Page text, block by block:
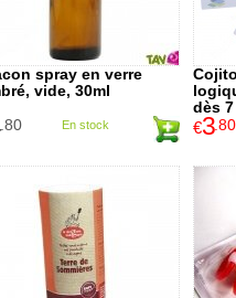
spray en verre
vide, 30ml
.80 En stock
dès
€3.80